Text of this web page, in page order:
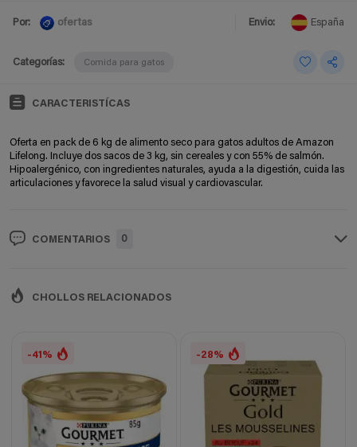
Por: ofertas Envio: España
Categorías: Comida para gatos
CARACTERISTÍCAS
Oferta en pack de 6 kg de alimento seco para gatos adultos de Amazon
Lifelong. Incluye dos sacos de 3 kg, sin cereales y con 55% de salmón.
Hipoalergénico, con ingredientes naturales, ayuda a la digestión, cuida las
articulaciones y favorece la salud visual y cardiovascular.
COMENTARIOS 0
CHOLLOS RELACIONADOS
-41% -28%